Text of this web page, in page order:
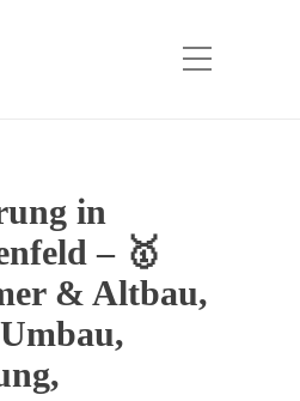
in
– 🥇
& Altbau,